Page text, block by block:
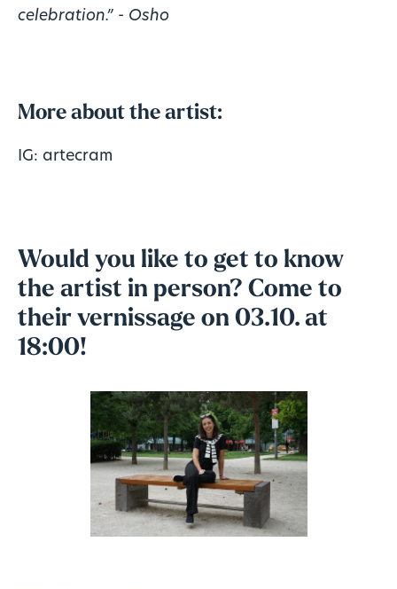
celebration.” - Osho
More about the artist:
IG: artecram
Would you like to get to know
the artist in person? Come to
their vernissage on 03.10. at
18:00!